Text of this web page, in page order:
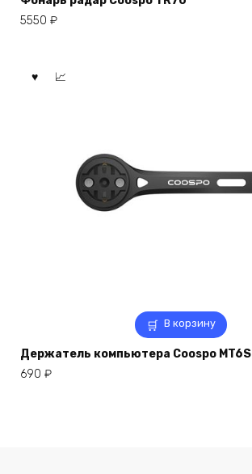
5550 ₽
В корзину
Держатель компьютера Coospo MT6S
690 ₽